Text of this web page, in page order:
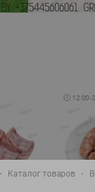
🕘 12:00-
Каталог товаров